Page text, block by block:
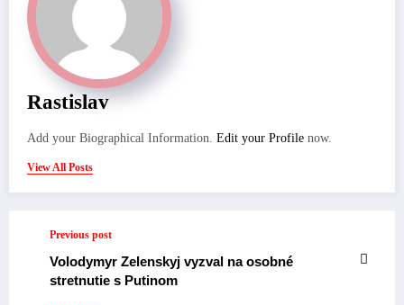
Rastislav
Add your Biographical Information. Edit your Profile now.
View All Posts
Previous post
Volodymyr Zelenskyj vyzval na osobné
stretnutie s Putinom